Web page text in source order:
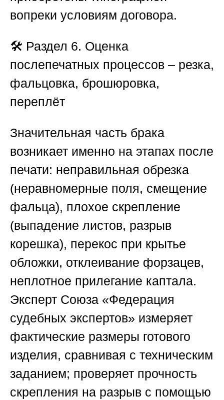
вопреки условиям договора.
🛠️ Раздел 6. Оценка
послепечатных процессов – резка,
фальцовка, брошюровка,
переплёт
Значительная часть брака
возникает именно на этапах после
печати: неправильная обрезка
(неравномерные поля, смещение
фальца), плохое скрепление
(выпадение листов, разрыв
корешка), перекос при крытье
обложки, отклеивание форзацев,
неплотное прилегание каптала.
Эксперт Союза «Федерация
судебных экспертов» измеряет
фактические размеры готового
изделия, сравнивая с техническим
заданием; проверяет прочность
скрепления на разрыв с помощью